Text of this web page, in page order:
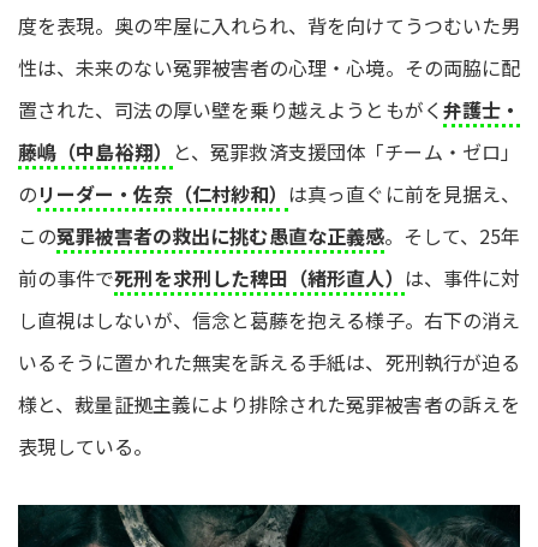
度を表現。奥の牢屋に入れられ、背を向けてうつむいた男
性は、未来のない冤罪被害者の心理・心境。その両脇に配
置された、司法の厚い壁を乗り越えようともがく弁護士・
藤嶋（中島裕翔） と、冤罪救済支援団体「チーム・ゼロ」
のリーダー・佐奈（仁村紗和） は真っ直ぐに前を見据え、
この冤罪被害者の救出に挑む愚直な正義感。そして、25年
前の事件で死刑を求刑した稗田（緒形直人） は、事件に対
し直視はしないが、信念と葛藤を抱える様子。右下の消え
いるそうに置かれた無実を訴える手紙は、死刑執行が迫る
様と、裁量証拠主義により排除された冤罪被害者の訴えを
表現している。